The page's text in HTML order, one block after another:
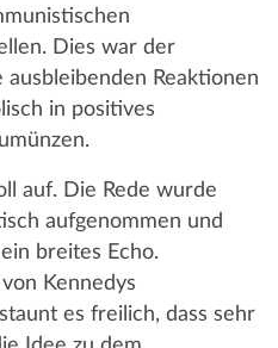
Dies war der
Reaktionen
in positives
auf. Die Rede wurde
aufgenommen und
breites Echo.
Kennedys
es freilich, dass sehr